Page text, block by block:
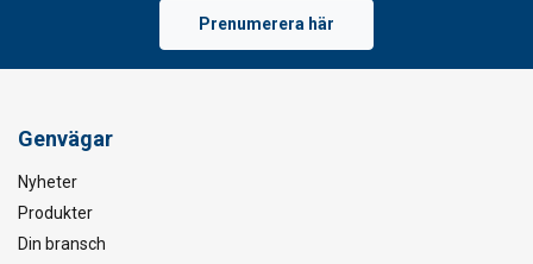
Prenumerera här
Genvägar
Nyheter
Produkter
Din bransch